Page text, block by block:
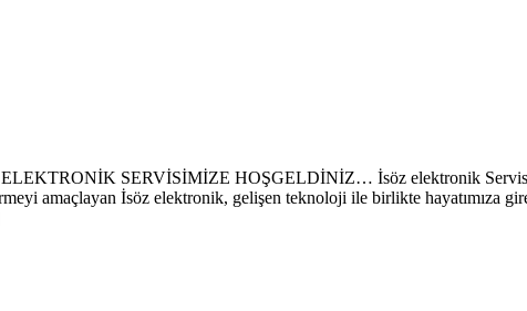
SERVİSİMİZE HOŞGELDİNİZ… İsöz elektronik Servisi adı
amaçlayan İsöz elektronik, gelişen teknoloji ile birlikte hayatımıza